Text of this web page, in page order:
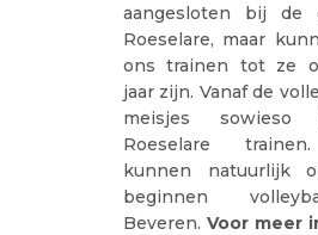
aangesloten bij de
Roeselare, maar
ons trainen tot ze
jaar zijn. Vanaf de
meisjes
Roeselare
kunnen natuurlijk
beginnen
Beveren.Voor meer